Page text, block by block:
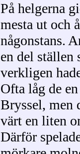
På helgerna
mesta ut och
någonstans.
en del ställen
verkligen
Ofta låg de
Bryssel, men
värt en liten
Därför